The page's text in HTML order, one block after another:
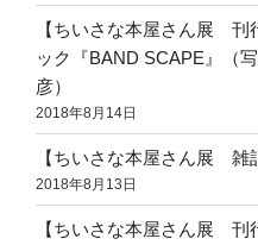
【ちいさな本屋さん展 刊
ック『BAND SCAPE』（
彦）
2018年8月14日
【ちいさな本屋さん展 雑
2018年8月13日
【ちいさな本屋さん展 刊